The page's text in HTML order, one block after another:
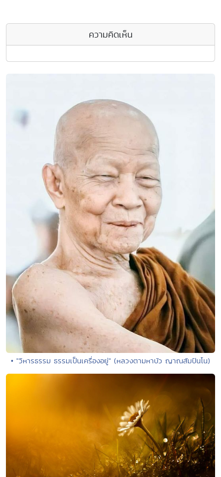
ความคิดเห็น
• "วิหารธรรม ธรรมเป็นเครื่องอยู่" (หลวงตามหาบัว ญาณสัมปันโน)